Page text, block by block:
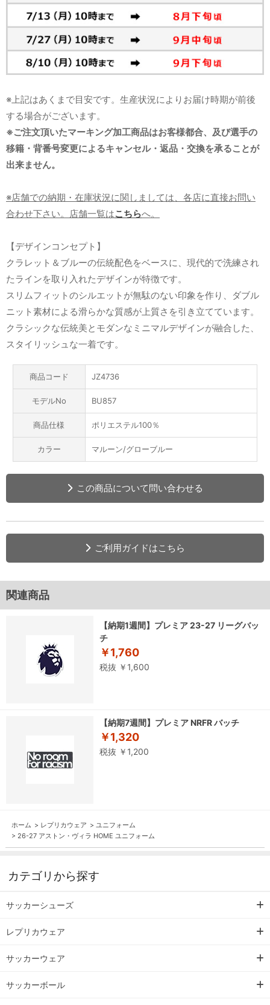
※上記はあくまで目安です。生産状況によりお届け時期が前後
する場合がございます。
※ご注文頂いたマーキング加工商品はお客様都合、及び選手の
移籍・背番号変更によるキャンセル・返品・交換を承ることが
出来ません。
※店舗での納期・在庫状況に関しましては、各店に直接お問い
合わせ下さい。店舗一覧はこちらへ。
【デザインコンセプト】
クラレット＆ブルーの伝統配色をベースに、現代的で洗練され
たラインを取り入れたデザインが特徴です。
スリムフィットのシルエットが無駄のない印象を作り、ダブル
ニット素材による滑らかな質感が上質さを引き立てています。
クラシックな伝統美とモダンなミニマルデザインが融合した、
スタイリッシュな一着です。
商品コード JZ4736
モデルNo BU857
商品仕様 ポリエステル100％
カラー マルーン/グローブルー
この商品について問い合わせる
ご利用ガイドはこちら
関連商品
【納期1週間】プレミア 23-27 リーグバッ
チ
￥1,760
税抜 ￥1,600
【納期7週間】プレミア NRFR バッチ
￥1,320
税抜 ￥1,200
ホーム > レプリカウェア > ユニフォーム
> 26-27 アストン・ヴィラ HOME ユニフォーム
カテゴリから探す
サッカーシューズ
レプリカウェア
サッカーウェア
サッカーボール